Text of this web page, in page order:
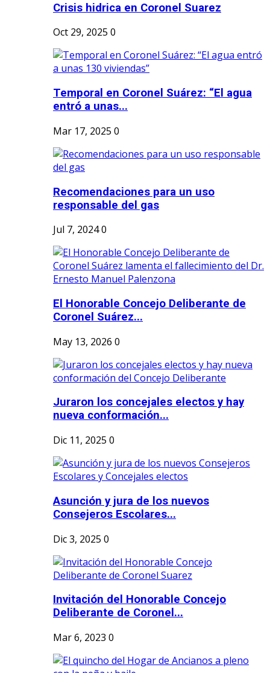
Crisis hidrica en Coronel Suarez
Oct 29, 2025 0
Temporal en Coronel Suárez: “El agua
entró a unas...
Mar 17, 2025 0
Recomendaciones para un uso
responsable del gas
Jul 7, 20240
El Honorable Concejo Deliberante de
Coronel Suárez...
May 13, 2026 0
Juraron los concejales electos y hay
nueva conformación...
Dic 11, 2025 0
Asunción y jura de los nuevos
Consejeros Escolares...
Dic 3, 2025 0
Invitación del Honorable Concejo
Deliberante de Coronel...
Mar 6, 2023 0